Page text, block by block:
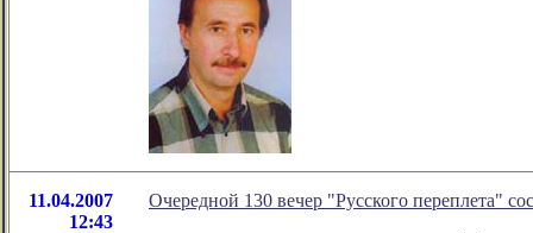
11.04.2007
12:43
Очередной 130 вечер "Русского переплета"